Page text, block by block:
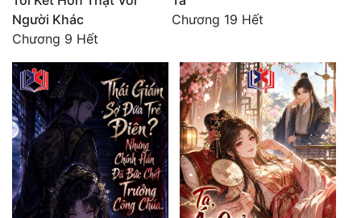
Ngự Thú
Truyện Nam
Truyện Nữ
Vô Địch Lưu
Xây Dựng Thế Lực
Đam Mỹ
Đẹp
Người Khác
Chương 9 Hết
Chương 19 Hết